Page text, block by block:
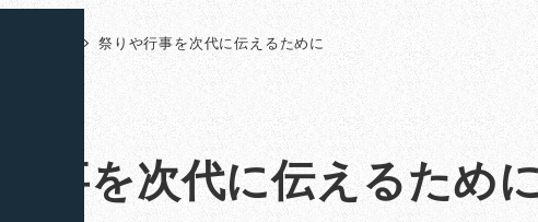
祭りや行事を次代に伝えるために
行事を次代に伝えるため